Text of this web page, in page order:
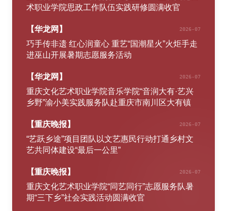
术职业学院思政工作队伍实践研修圆满收官
【华龙网 】 2026-07
巧手传非遗 红心润童心 重艺“国潮星火”火炬手走
进巫山开展暑期志愿服务活动
【华龙网 】 2026-07
重庆文化艺术职业学院音乐学院“音润大有·艺兴
乡野”渝小美实践服务队赴重庆市南川区大有镇
【重庆晚报】 2026-07
“艺跃乡途”项目团队以文艺惠民行动打通乡村文
艺共同体建设“最后一公里”
【重庆晚报】 2026-07
重庆文化艺术职业学院“同艺同行”志愿服务队暑
期“三下乡”社会实践活动圆满收官